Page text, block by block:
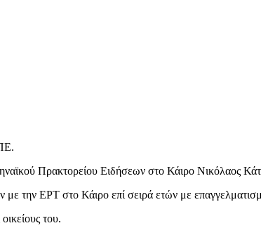
Πρακτορείου Ειδήσεων στο Κάιρο Νικόλαος
την ΕΡΤ στο Κάιρο επί σειρά ετών με
του.